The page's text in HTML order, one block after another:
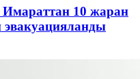
10 жаран
эвакуацияланды